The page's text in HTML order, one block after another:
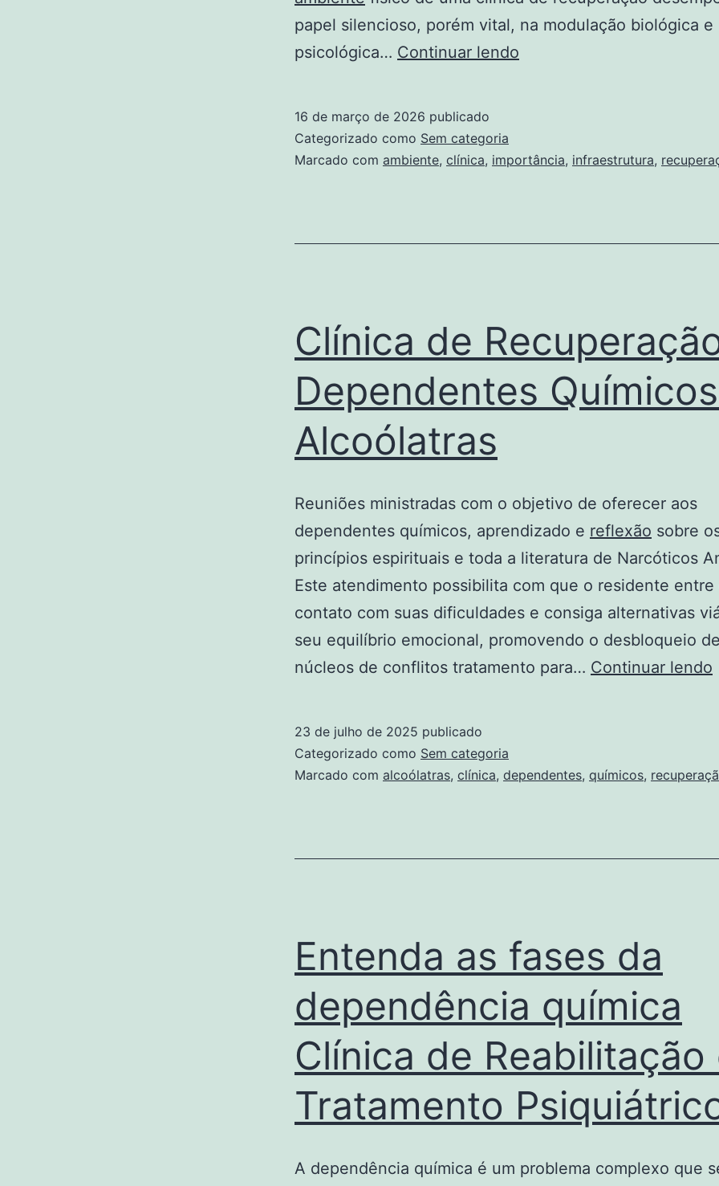
papel silencioso, porém vital, na modulação biológica e
psicológica… Continuar lendo
e
na
16 de março de 2026 publicado
Categorizado como Sem categoria
Marcado com ambiente, clínica, importância, infraestrutura,
Clínica de
Dependentes
Alcoólatras
Reuniões ministradas com o objetivo de oferecer aos
dependentes químicos, aprendizado e reflexão sobre
princípios espirituais e toda a literatura de Narcóticos
Este atendimento possibilita com que o residente entre
contato com suas dificuldades e consiga alternativas
seu equilíbrio emocional, promovendo o desbloqueio de
núcleos de conflitos tratamento para… Continuar lendo
23 de julho de 2025 publicado
Categorizado como Sem categoria
Marcado com alcoólatras, clínica, dependentes, químicos,
Entenda as fases da
dependência química
Clínica de Reabilitação
Tratamento
A dependência química é um problema complexo que